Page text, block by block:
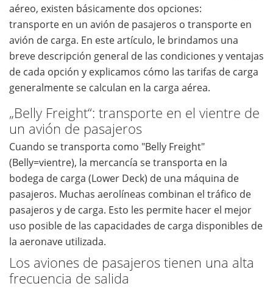
aéreo, existen básicamente dos opciones:
transporte en un avión de pasajeros o transporte en
avión de carga. En este artículo, le brindamos una
breve descripción general de las condiciones y ventajas
de cada opción y explicamos cómo las tarifas de carga
generalmente se calculan en la carga aérea.
„Belly Freight“: transporte en el vientre de
un avión de pasajeros
Cuando se transporta como "Belly Freight"
(Belly=vientre), la mercancía se transporta en la
bodega de carga (Lower Deck) de una máquina de
pasajeros. Muchas aerolíneas combinan el tráfico de
pasajeros y de carga. Esto les permite hacer el mejor
uso posible de las capacidades de carga disponibles de
la aeronave utilizada.
Los aviones de pasajeros tienen una alta
frecuencia de salida